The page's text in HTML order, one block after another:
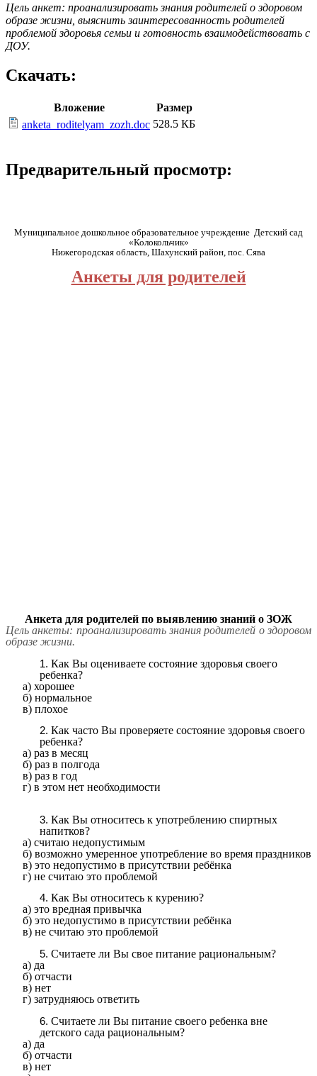
Цель анкет: проанализировать знания родителей о здоровом
образе жизни, выяснить заинтересованность родителей
проблемой здоровья семьи и готовность взаимодействовать с
ДОУ.
Скачать:
Вложение
Размер
anketa_roditelyam_zozh.doc 528.5 КБ
Предварительный просмотр:
Муниципальное дошкольное образовательное учреждение Детский сад
«Колокольчик»
Нижегородская область, Шахунский район, пос. Сява
Анкеты для родителей
Анкета для родителей по выявлению знаний о ЗОЖ
Цель анкеты: проанализировать знания родителей о здоровом
образе жизни.
Как Вы оцениваете состояние здоровья своего
ребенка?
а) хорошее
б) нормальное
в) плохое
Как часто Вы проверяете состояние здоровья своего
ребенка?
а) раз в месяц
б) раз в полгода
в) раз в год
г) в этом нет необходимости
Как Вы относитесь к употреблению спиртных
напитков?
а) считаю недопустимым
б) возможно умеренное употребление во время праздников
в) это недопустимо в присутствии ребёнка
г) не считаю это проблемой
Как Вы относитесь к курению?
а) это вредная привычка
б) это недопустимо в присутствии ребёнка
в) не считаю это проблемой
Считаете ли Вы свое питание рациональным?
а) да
б) отчасти
в) нет
г) затрудняюсь ответить
Считаете ли Вы питание своего ребенка вне
детского сада рациональным?
а) да
б) отчасти
в) нет